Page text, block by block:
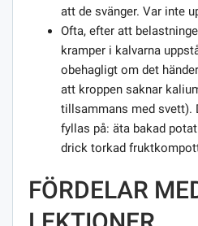
att de svänger. Var inte
Ofta, efter att
kramper i kalvarna
obehagligt om det
att kroppen saknar
tillsammans med svett).
fyllas på: äta bakad
drick torkad
FÖRDELAR